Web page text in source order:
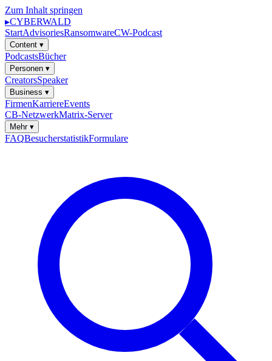
Zum Inhalt springen
▸CYBERWALD
StartAdvisoriesRansomwareCW-Podcast
Content ▾
PodcastsBücher
Personen ▾
CreatorsSpeaker
Business ▾
FirmenKarriereEvents
CB-NetzwerkMatrix-Server
Mehr ▾
FAQBesucherstatistikFormulare